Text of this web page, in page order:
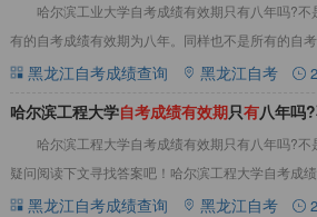
哈尔滨工业大学自考成绩有效期只有八年吗?
有的自考成绩有效期为八年。同样也不是所有的自
下：关于对自学考试“合格课程有效期为八年”
黑龙江自考成绩查询 黑龙江自考
哈尔滨工程大学自考成绩有效期只有八年吗
哈尔滨工程大学自考成绩有效期只有八年吗?
疑问阅读下文寻找答案吧！哈尔滨工程大学自考成
期有效吗?不是所有的自考成绩有效期只有八
黑龙江自考成绩查询 黑龙江自考